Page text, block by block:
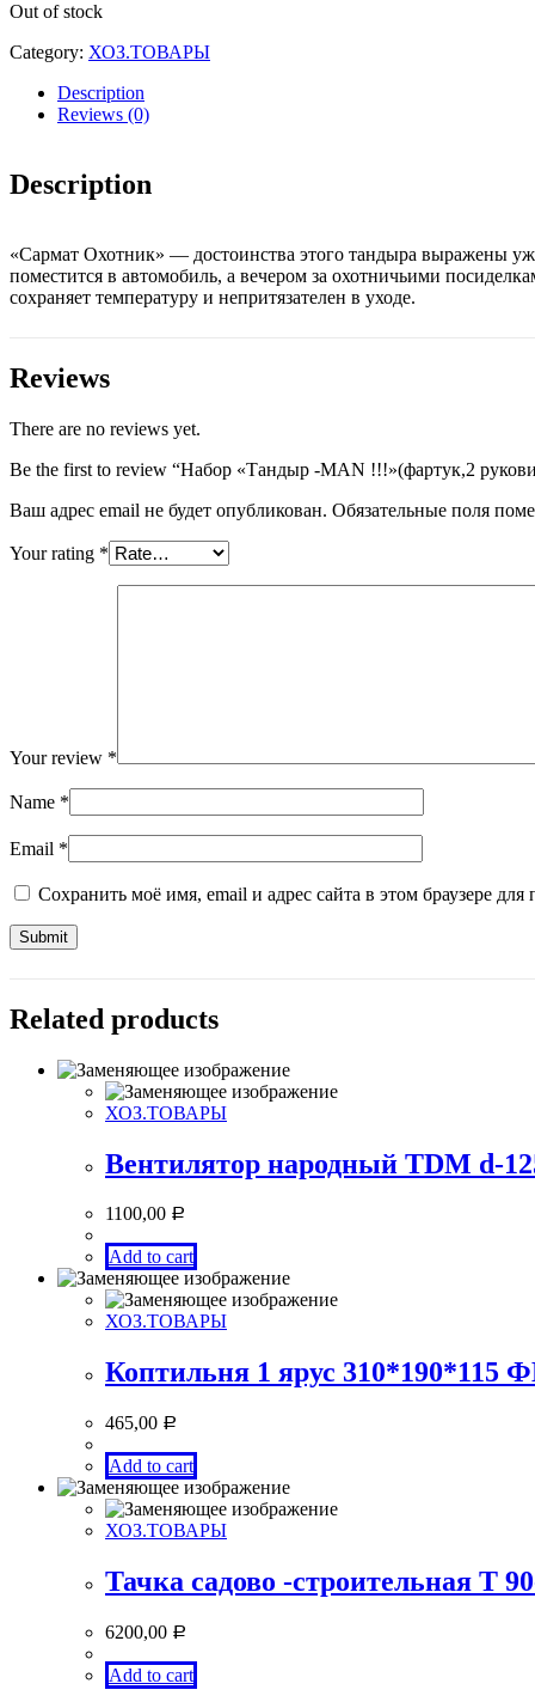
Out of stock
Category: ХОЗ.ТОВАРЫ
Description
Reviews (0)
Description
«Сармат Охотник» — достоинства этого тандыра выражены
поместится в автомобиль, а вечером за охотничьими
сохраняет температуру и непритязателен в уходе.
Reviews
There are no reviews yet.
Be the first to review “Набор «Тандыр -MAN !!!»(фартук,2
Ваш адрес email не будет опубликован. Обязательные поля
Your rating *
Your review *
Name *
Email *
Сохранить моё имя, email и адрес сайта в этом браузере
Related products
ХОЗ.ТОВАРЫ
Вентилятор народный TDM d-
1100,00 Р
Add to cart
ХОЗ.ТОВАРЫ
Коптильня 1 ярус 310*190*115
465,00 Р
Add to cart
ХОЗ.ТОВАРЫ
Тачка садово -строительная Т
6200,00 Р
Add to cart